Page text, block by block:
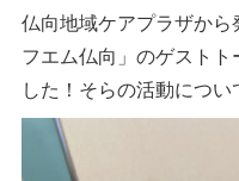
仏向地域ケアプラザか
フエム仏向」のゲスト
した！そらの活動につ